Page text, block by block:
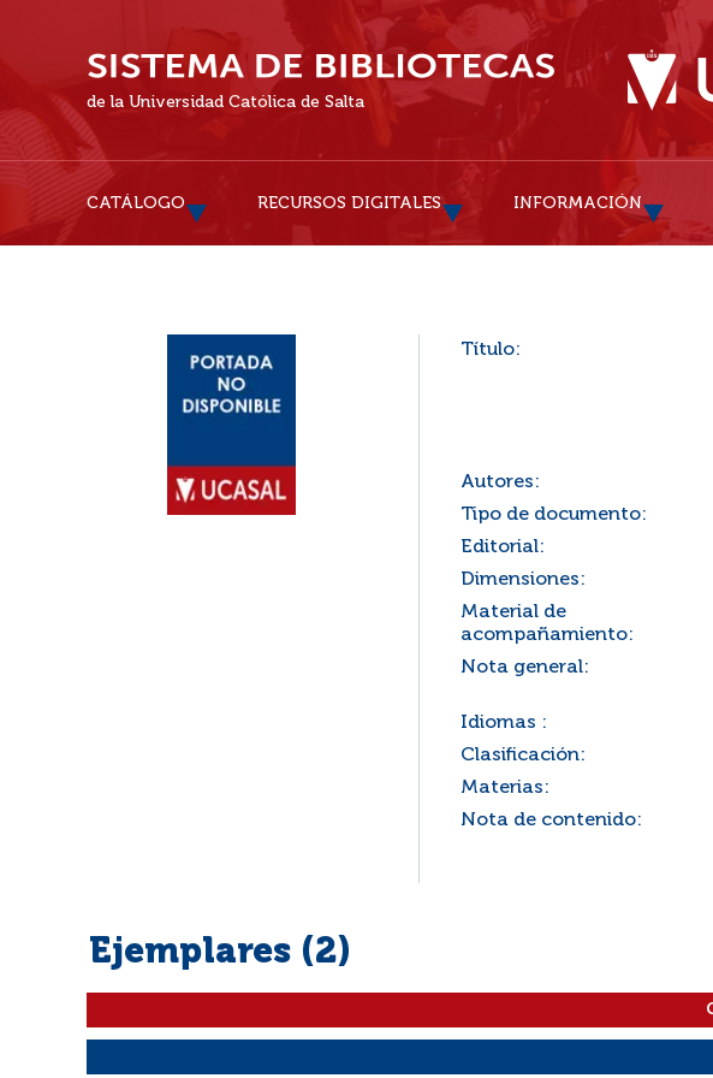
de la Universidad Católica de Salta
CATÁLOGO RECURSOS DIGITALES INFORMACIÓN
Título:
Autores:
Tipo de documento:
Editorial:
Dimensiones:
Material de
acompañamiento:
Nota general:
Idiomas :
Clasificación:
Materias:
Nota de contenido:
Ejemplares (2)